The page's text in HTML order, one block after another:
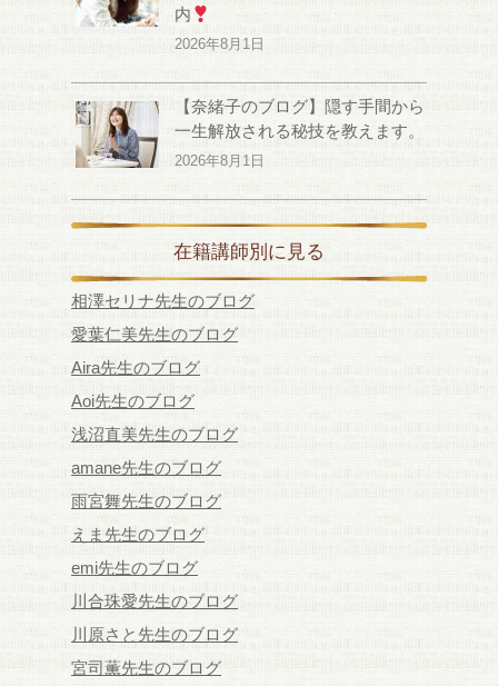
内
2026年8月1日
【奈緒子のブログ】隠す手間から
一生解放される秘技を教えます。
2026年8月1日
在籍講師別に見る
相澤セリナ先生のブログ
愛葉仁美先生のブログ
Aira先生のブログ
Aoi先生のブログ
浅沼直美先生のブログ
amane先生のブログ
雨宮舞先生のブログ
えま先生のブログ
emi先生のブログ
川合珠愛先生のブログ
川原さと先生のブログ
宮司薫先生のブログ